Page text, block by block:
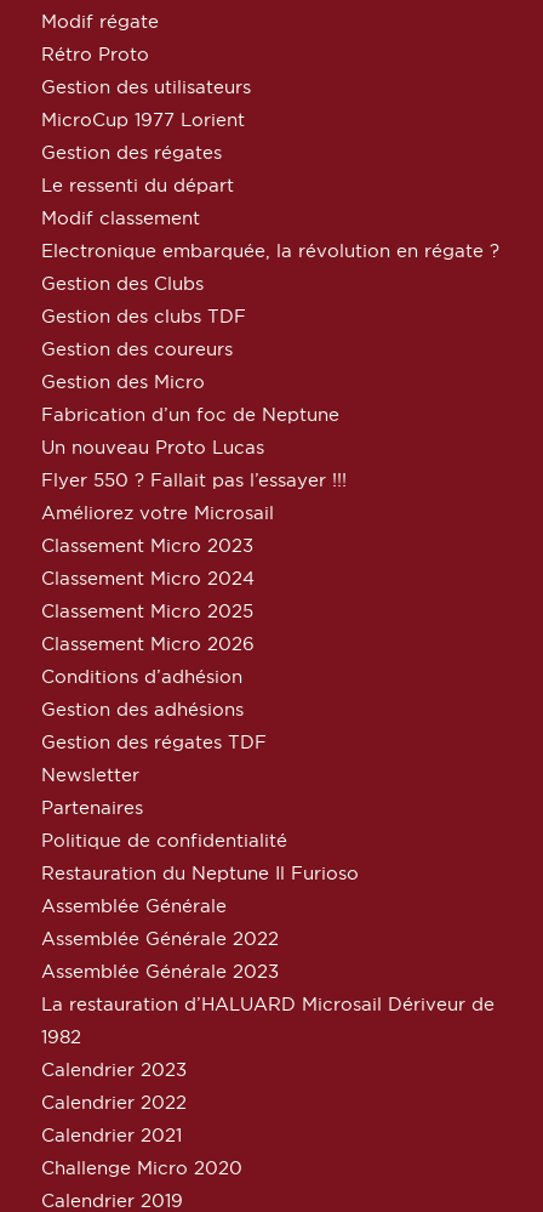
Modif régate
Rétro Proto
Gestion des utilisateurs
MicroCup 1977 Lorient
Gestion des régates
Le ressenti du départ
Modif classement
Electronique embarquée, la révolution en régate ?
Gestion des Clubs
Gestion des clubs TDF
Gestion des coureurs
Gestion des Micro
Fabrication d’un foc de Neptune
Un nouveau Proto Lucas
Flyer 550 ? Fallait pas l’essayer !!!
Améliorez votre Microsail
Classement Micro 2023
Classement Micro 2024
Classement Micro 2025
Classement Micro 2026
Conditions d’adhésion
Gestion des adhésions
Gestion des régates TDF
Newsletter
Partenaires
Politique de confidentialité
Restauration du Neptune Il Furioso
Assemblée Générale
Assemblée Générale 2022
Assemblée Générale 2023
La restauration d’HALUARD Microsail Dériveur de
1982
Calendrier 2023
Calendrier 2022
Calendrier 2021
Challenge Micro 2020
Calendrier 2019